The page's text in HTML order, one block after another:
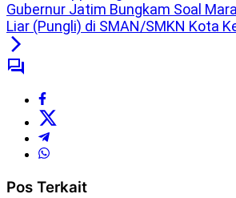
Gubernur Jatim Bungkam Soal
Liar (Pungli) di SMAN/SMKN Kota
Pos Terkait